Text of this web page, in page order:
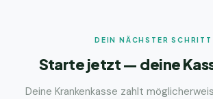
DEIN NÄCHSTER SCHRITT
Starte jetzt — deine
Deine Krankenkasse zahlt